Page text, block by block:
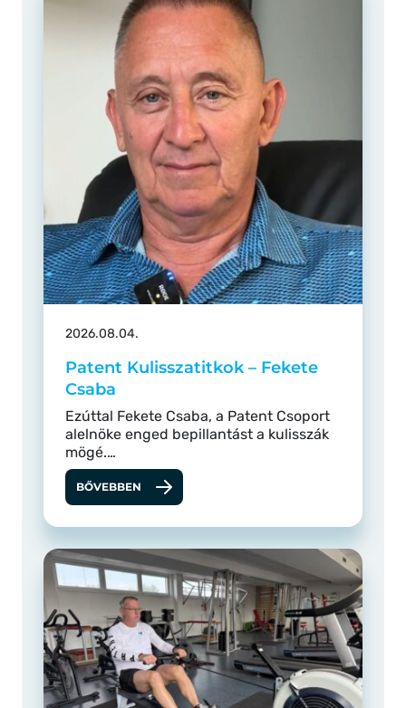
2026.08.04.
Patent Kulisszatitkok – Fekete
Csaba
Ezúttal Fekete Csaba, a Patent Csoport
alelnöke enged bepillantást a kulisszák
mögé.…
BŐVEBBEN